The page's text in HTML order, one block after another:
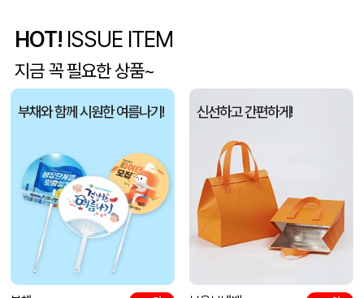
이OO 사각니들펜(0.7)
채OO 브리온 아이스큐브 2세대 여름 아이스 넥밴드 쿨러 08-07
김OO 접이식 장바구니 포켓가방 3종 1P
담OO [주문제작] 에코백 맞춤 제작 서비스 08-07
노OO 반달팬시자루부채(원형) (150Ø,160Ø,170Ø,180Ø,190Ø) 08-07
HOT! ISSUE ITEM
지금 꼭 필요한 상품~
부채와 함께 시원한 여름나기! 신선하고 간편하게!